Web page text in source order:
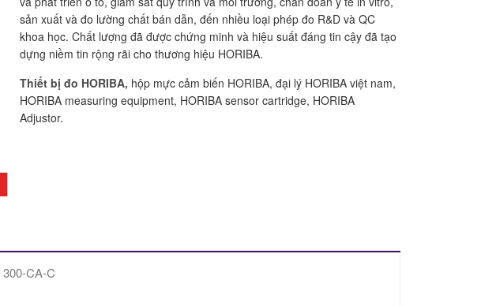
sản xuất và đo lường chất bán dẫn, đến nhiều loại phép đo R&D và QC
khoa học. Chất lượng đã được chứng minh và hiệu suất đáng tin cậy đã tạo
dựng niềm tin rộng rãi cho thương hiệu HORIBA.
Thiết bị đo HORIBA, hộp mực cảm biến HORIBA, đại lý HORIBA việt nam,
HORIBA measuring equipment, HORIBA sensor cartridge, HORIBA
Adjustor.
CA-C